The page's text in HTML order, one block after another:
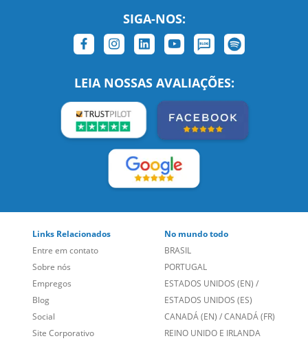
SIGA-NOS:
LEIA NOSSAS AVALIAÇÕES:
Links Relacionados
Entre em contato
Sobre nós
Empregos
Blog
Social
Site Corporativo
No mundo todo
BRASIL
PORTUGAL
ESTADOS UNIDOS (EN) /
ESTADOS UNIDOS (ES)
CANADÁ (EN) /CANADÁ (FR)
REINO UNIDO E IRLANDA